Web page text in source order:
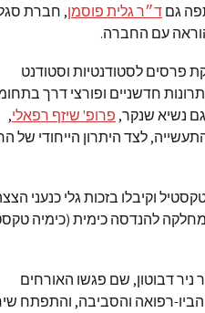
גםד״ר גלית פוסמן, חברת
עם החברה.
פרסים לסטודנטיות וסטודנט
חדשניים ופורצי דרך
נשיא שנקר, פרופ' שיזף רפאלי,
לצד היתרון הייחודי של
וקיבלו בזכות גלי כנעני
להנדסה כימית (כימיה
דבוטון, שם פגשו האורחים
רפואה והסביבה, והתפתח